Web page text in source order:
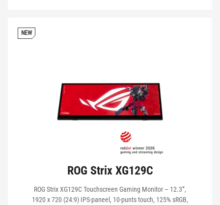
NEW
ROG Strix XG129C
ROG Strix XG129C Touchscreen Gaming Monitor – 12.3”,
1920 x 720 (24:9) IPS-paneel, 10-punts touch, 125% sRGB,